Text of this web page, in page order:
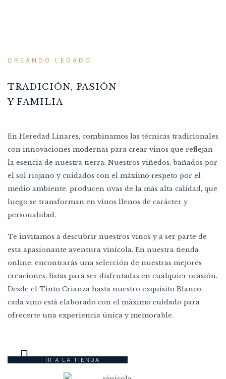
CREANDO LEGADO
TRADICIÓN, PASIÓN
Y FAMILIA
En Heredad Linares, combinamos las técnicas tradicionales
con innovaciones modernas para crear vinos que reflejan
la esencia de nuestra tierra. Nuestros viñedos, bañados por
el sol riojano y cuidados con el máximo respeto por el
medio ambiente, producen uvas de la más alta calidad, que
luego se transforman en vinos llenos de carácter y
personalidad.
Te invitamos a descubrir nuestros vinos y a ser parte de
esta apasionante aventura vinícola. En nuestra tienda
online, encontrarás una selección de nuestras mejores
creaciones, listas para ser disfrutadas en cualquier ocasión.
Desde el Tinto Crianza hasta nuestro exquisito Blanco,
cada vino está elaborado con el máximo cuidado para
ofrecerte una experiencia única y memorable.
IR A LA TIENDA